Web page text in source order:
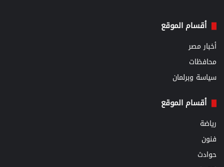
أقسام الموقع
أخبار مصر
محافظات
سياسة وبرلمان
أقسام الموقع
رياضة
فنون
حوادث